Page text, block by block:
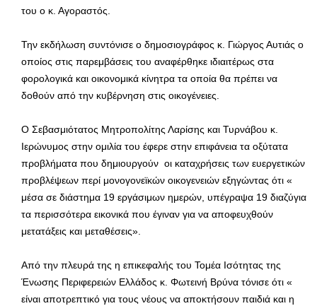
του ο κ. Αγοραστός.
Την εκδήλωση συντόνισε ο δημοσιογράφος κ. Γιώργος Αυτιάς ο
οποίος στις παρεμβάσεις του αναφέρθηκε ιδιαιτέρως στα
φορολογικά και οικονομικά κίνητρα τα οποία θα πρέπει να
δοθούν από την κυβέρνηση στις οικογένειες.
Ο Σεβασμιότατος Μητροπολίτης Λαρίσης και Τυρνάβου κ.
Ιερώνυμος στην ομιλία του έφερε στην επιφάνεια τα οξύτατα
προβλήματα που δημιουργούν οι καταχρήσεις των ευεργετικών
προβλέψεων περί μονογονεϊκών οικογενειών εξηγώντας ότι «
μέσα σε διάστημα 19 εργάσιμων ημερών, υπέγραψα 19 διαζύγια
τα περισσότερα εικονικά που έγιναν για να αποφευχθούν
μετατάξεις και μεταθέσεις».
Από την πλευρά της η επικεφαλής του Τομέα Ισότητας της
Ένωσης Περιφερειών Ελλάδος κ. Φωτεινή Βρύνα τόνισε ότι «
είναι αποτρεπτικό για τους νέους να αποκτήσουν παιδιά και η